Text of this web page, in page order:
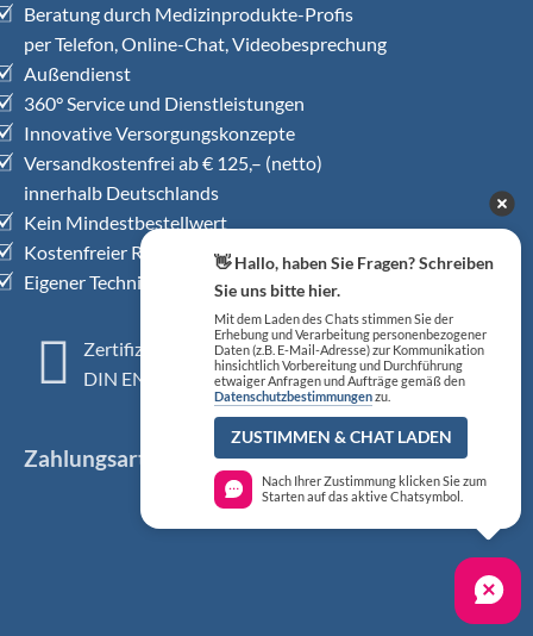
Beratung durch Medizinprodukte-Profis
per Telefon, Online-Chat, Videobesprechung
Außendienst
360° Service und Dienstleistungen
Innovative Versorgungskonzepte
Versandkostenfrei ab € 125,– (netto)
innerhalb Deutschlands
Kein Mindestbestellwert
Kostenfreier Rückholservice
Eigener Technischer Kundendienst
Zertifiziertes QM-System
DIN EN ISO 13485
Zahlungsarten
👋 Hallo, haben Sie Fragen? Schreiben
Sie uns bitte hier.
Mit dem Laden des Chats stimmen Sie der
Erhebung und Verarbeitung personenbezogener
Daten (z.B. E-Mail-Adresse) zur Kommunikation
hinsichtlich Vorbereitung und Durchführung
etwaiger Anfragen und Aufträge gemäß den
Datenschutzbestimmungenzu.
ZUSTIMMEN & CHAT LADEN
Nach Ihrer Zustimmung klicken Sie zum
Starten auf das aktive Chatsymbol.